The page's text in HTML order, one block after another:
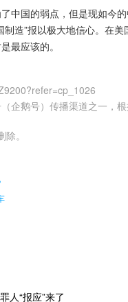
中国的弱点，但是现如今
造”报以极大地信心。在
最应该的。
企鹅号）传播渠道之一，
。
人“报应”来了